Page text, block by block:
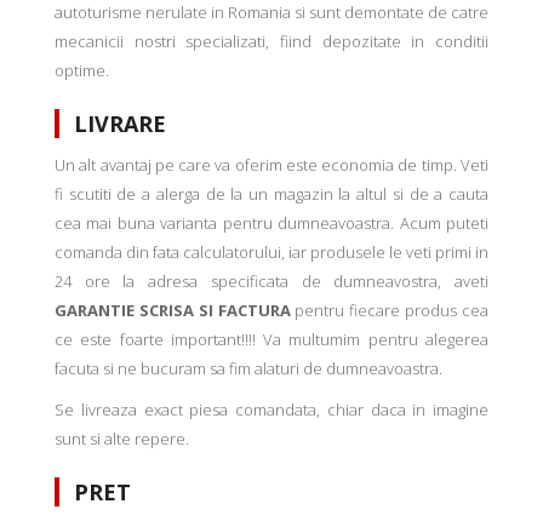
autoturisme nerulate in Romania si sunt demontate de catre
mecanicii nostri specializati, fiind depozitate in conditii
optime.
LIVRARE
Un alt avantaj pe care va oferim este economia de timp. Veti
fi scutiti de a alerga de la un magazin la altul si de a cauta
cea mai buna varianta pentru dumneavoastra. Acum puteti
comanda din fata calculatorului, iar produsele le veti primi in
24 ore la adresa specificata de dumneavostra, aveti
GARANTIE SCRISA SI FACTURApentru fiecare produs cea
ce este foarte important!!!! Va multumim pentru alegerea
facuta si ne bucuram sa fim alaturi de dumneavoastra.
Se livreaza exact piesa comandata, chiar daca in imagine
sunt si alte repere.
PRET